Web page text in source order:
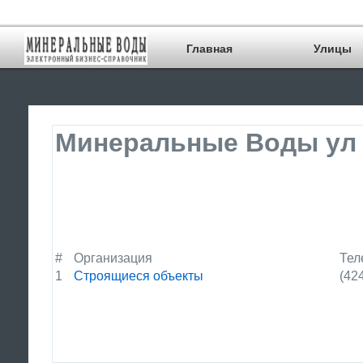
Главная Улицы
Минеральные Воды ул
# Организация
1
Строящиеся объекты